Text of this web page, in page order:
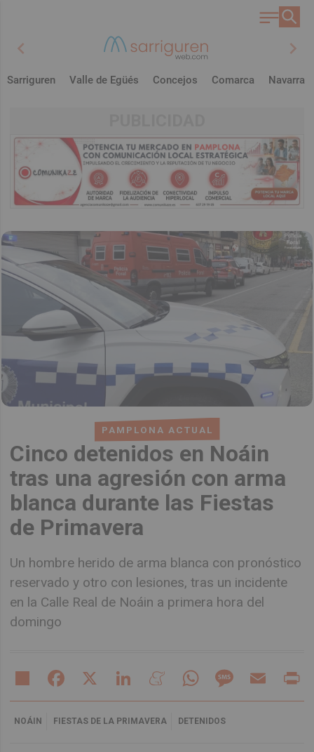
chevron_left chevron_right
Sarriguren Valle de Egüés Concejos Comarca Navarra
PAMPLONA ACTUAL
Cinco detenidos en Noáin
tras una agresión con arma
blanca durante las Fiestas
de Primavera
Un hombre herido de arma blanca con pronóstico
reservado y otro con lesiones, tras un incidente
en la Calle Real de Noáin a primera hora del
domingo
Share Facebook LinkedIn MeneameWhatsAppMessageEmail
NOÁIN FIESTAS DE LA PRIMAVERA DETENIDOS